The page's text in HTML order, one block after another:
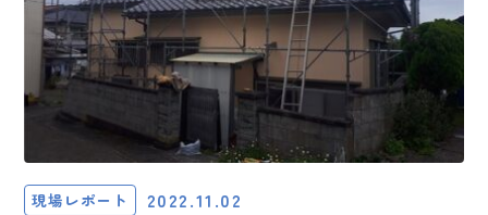
現場レポート 2022.11.02